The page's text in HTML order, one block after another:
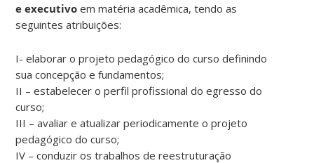
e executivo em matéria acadêmica, tendo as
seguintes atribuições:
I- elaborar o projeto pedagógico do curso definindo
sua concepção e fundamentos;
II – estabelecer o perfil profissional do egresso do
curso;
III – avaliar e atualizar periodicamente o projeto
pedagógico do curso;
IV – conduzir os trabalhos de reestruturação